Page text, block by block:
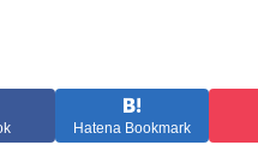
Hatena Bookmark